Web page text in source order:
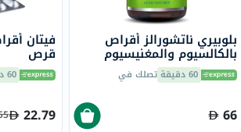
بلوبيري ناتشورالز أقراص
بالكالسيوم والمغنيسيوم
والزنك، 100 قطعة60 دقيقة تصلك في
66
قرص
60 دقيقة
22.79